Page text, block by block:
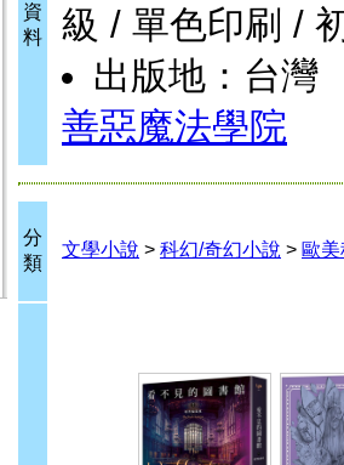
資
料
級 / 單色印刷 /
出版地：台灣
善惡魔法學院
分
類
文學小說 > 科幻/奇幻小說 > 歐